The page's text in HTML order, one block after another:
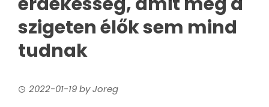
szigeten élők sem mind
tudnak
2022-01-19byJoreg